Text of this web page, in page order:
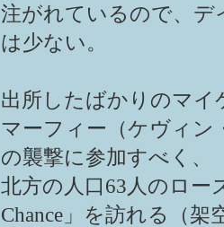
注がれているので、デ
は少ない。
出所したばかりのマイ
マーフィー（ケヴィン
の襲撃に参加すべく、
北方の人口63人のロー
Chance」を訪れる（